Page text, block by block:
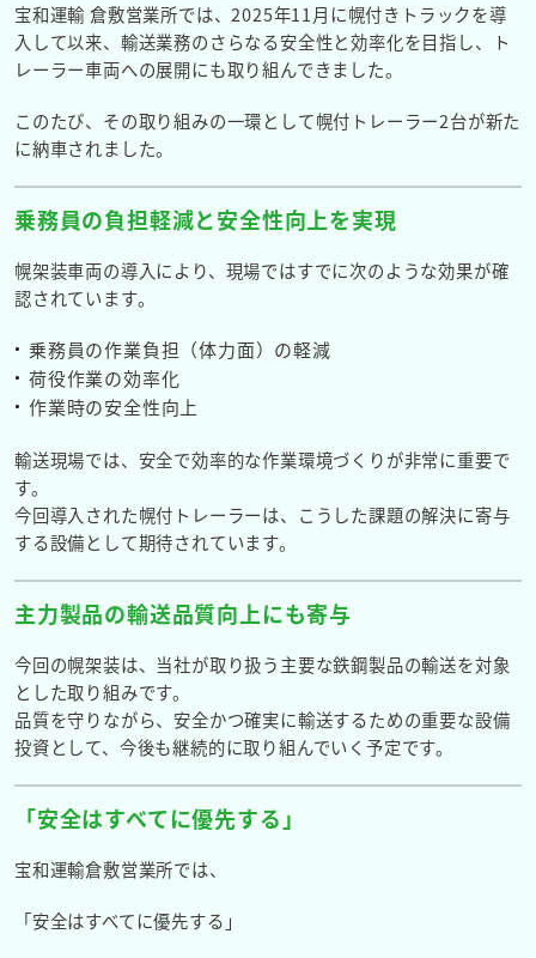
宝和運輸 倉敷営業所では、2025年11月に幌付きトラックを導
入して以来、輸送業務のさらなる安全性と効率化を目指し、ト
レーラー車両への展開にも取り組んできました。
このたび、その取り組みの一環として幌付トレーラー2台が新た
に納車されました。
乗務員の負担軽減と安全性向上を実現
幌架装車両の導入により、現場ではすでに次のような効果が確
認されています。
乗務員の作業負担（体力面）の軽減
荷役作業の効率化
作業時の安全性向上
輸送現場では、安全で効率的な作業環境づくりが非常に重要で
す。
今回導入された幌付トレーラーは、こうした課題の解決に寄与
する設備として期待されています。
主力製品の輸送品質向上にも寄与
今回の幌架装は、当社が取り扱う主要な鉄鋼製品の輸送を対象
とした取り組みです。
品質を守りながら、安全かつ確実に輸送するための重要な設備
投資として、今後も継続的に取り組んでいく予定です。
「安全はすべてに優先する」
宝和運輸倉敷営業所では、
「安全はすべてに優先する」